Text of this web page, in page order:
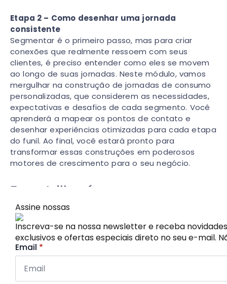
Etapa 2 – Como desenhar uma jornada
consistente
Segmentar é o primeiro passo, mas para criar
conexões que realmente ressoem com seus
clientes, é preciso entender como eles se movem
ao longo de suas jornadas. Neste módulo, vamos
mergulhar na construção de jornadas de consumo
personalizadas, que considerem as necessidades,
expectativas e desafios de cada segmento. Você
aprenderá a mapear os pontos de contato e
desenhar experiências otimizadas para cada etapa
do funil. Ao final, você estará pronto para
transformar essas construções em poderosos
motores de crescimento para o seu negócio.
Essa trilha é para quem:
–Quer segmentar audiências de forma mais
estratégica e eficaz
–Busca transformar segmentação em decisões
reais de mídia, conteúdo e jornada
Precisa estruturar experiências personalizadas ao
longo do funil
Assine nossas
Inscreva-se na nossa newsletter e receba
exclusivos e ofertas especiais direto no seu e-mail.
Email *